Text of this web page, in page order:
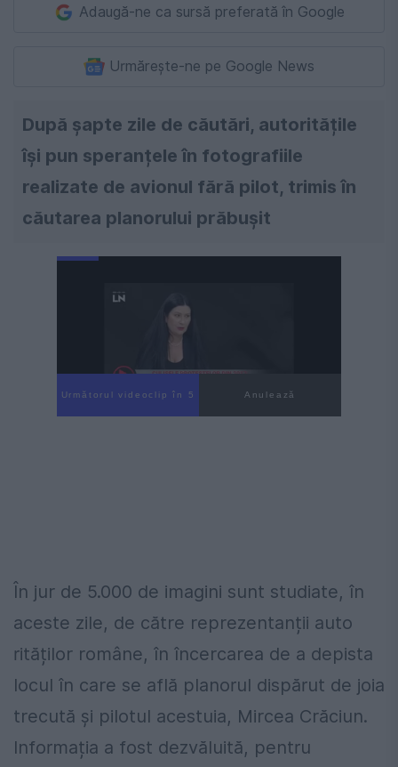
Adaugă-ne ca sursă preferată în Google
Urmărește-ne pe Google News
După șapte zile de căutări, autoritățile
își pun speranțele în fotografiile
realizate de avionul fără pilot, trimis în
căutarea planorului prăbușit
Următorul videoclip în 4 Anulează
În jur de 5.000 de imagini sunt studiate, în
aceste zile, de către reprezentanții auto
rităților române, în încercarea de a depista
locul în care se află planorul dispărut de joia
trecută și pilotul acestuia, Mircea Crăciun.
Informația a fost dezvăluită, pentru